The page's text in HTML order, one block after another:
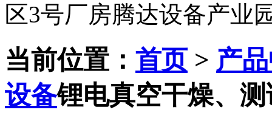
区3号厂房腾达设备产业
当前位置： 首页> 产
设备锂电真空干燥、